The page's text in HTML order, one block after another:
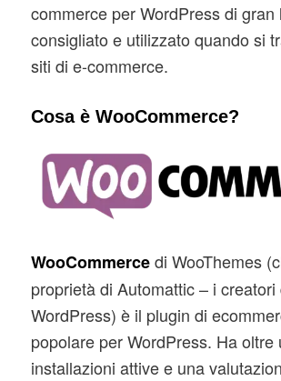
commerce per WordPress di gran
consigliato e utilizzato quando si
siti di e-commerce.
Cosa è WooCommerce?
WooCommercedi WooThemes
proprietà di Automattic – i creatori
WordPress) è il plugin di
popolare per WordPress. Ha oltre
installazioni attive e una